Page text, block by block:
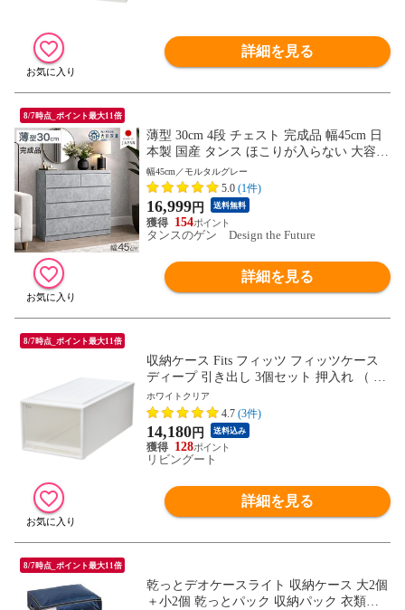
詳細を見る
8/7時点_ポイント最大11倍
薄型 30cm 4段 チェスト 完成品 幅45cm 日
本製 国産 タンス ほこりが入らない 大容量
キャビネット 箪笥 収納棚 脱衣所 和室 衣
類 リビング 収納 ロータイプ 組み立て不要
木製 北欧 17100012〔モルタルグレー〕
幅45cm／モルタルグレー
5.0 (1件)
16,999円 送料無料
154
タンスのゲン Design the Future
詳細を見る
8/7時点_ポイント最大11倍
収納ケース Fits フィッツ フィッツケース
ディープ 引き出し 3個セット 押入れ （ 収
納 衣装ケース 押入れ収納 積み重ね 幅39
奥行74 高さ30 押し入れ収納ケース 引出し
スタッキング 衣類ケース 収納ボックス 押
し入れ ） 【ホワイトクリア】
ホワイトクリア
4.7 (3件)
14,180円 送料込み
128
リビングート
詳細を見る
8/7時点_ポイント最大11倍
乾っとデオケースライト 収納ケース 大2個
＋小2個 乾っとパック 収納パック 衣類収